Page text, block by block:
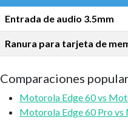
Entrada de audio 3.5mm
Ranura para tarjeta de
Comparaciones
Motorola Edge 60 vs
Motorola Edge 60 Pro vs